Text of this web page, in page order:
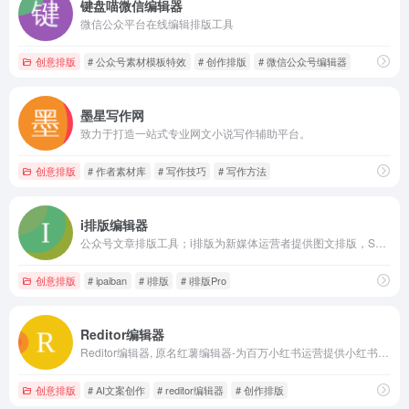
键盘喵微信编辑器
微信公众平台在线编辑排版工具
创意排版 # 公众号素材模板特效 # 创作排版 # 微信公众号编辑器
墨星写作网
致力于打造一站式专业网文小说写作辅助平台。
创意排版 # 作者素材库 # 写作技巧 # 写作方法
i排版编辑器
创意排版 # ipaiban # i排版 # i排版Pro
Reditor编辑器
创意排版 # AI文案创作 # reditor编辑器 # 创作排版